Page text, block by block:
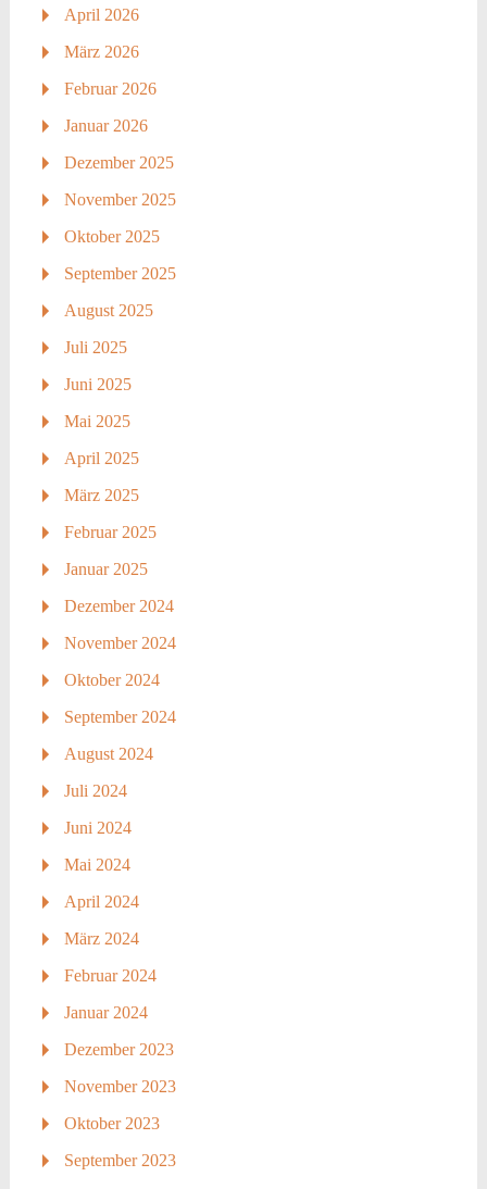
April 2026
März 2026
Februar 2026
Januar 2026
Dezember 2025
November 2025
Oktober 2025
September 2025
August 2025
Juli 2025
Juni 2025
Mai 2025
April 2025
März 2025
Februar 2025
Januar 2025
Dezember 2024
November 2024
Oktober 2024
September 2024
August 2024
Juli 2024
Juni 2024
Mai 2024
April 2024
März 2024
Februar 2024
Januar 2024
Dezember 2023
November 2023
Oktober 2023
September 2023